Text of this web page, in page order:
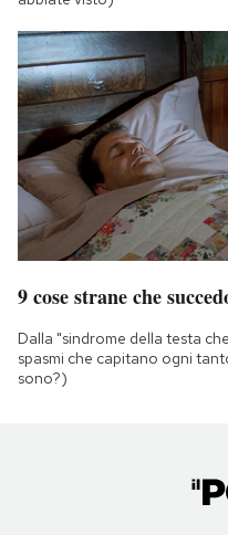
9 cose strane che
Dalla "sindrome della testa
spasmi che capitano ogni
sono?)